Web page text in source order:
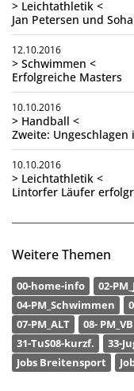
> Leichtathletik <
Jan Petersen und
12.10.2016
> Schwimmen <
Erfolgreiche Masters
10.10.2016
> Handball <
Zweite:
10.10.2016
> Leichtathletik <
Lintorfer Läufer
Weitere Themen
00-home-info 02-
04-PM_Schwimmen
07-PM_ALT
08- PM_VB
31-TuS08-kurzf.
33-
Jobs Breitensport